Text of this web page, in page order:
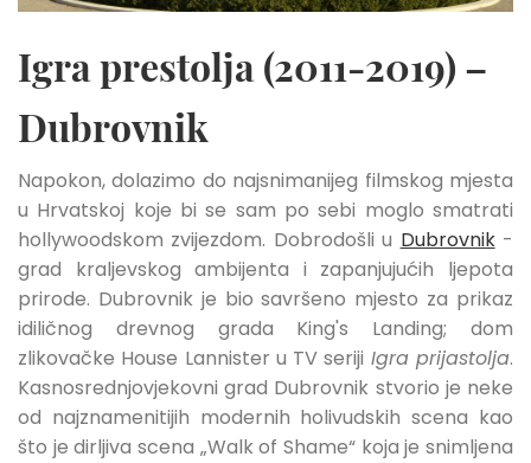
Igra prestolja (2011-2019) –
Dubrovnik
Napokon, dolazimo do najsnimanijeg filmskog mjesta
u Hrvatskoj koje bi se sam po sebi moglo smatrati
hollywoodskom zvijezdom. Dobrodošli u Dubrovnik-
grad kraljevskog ambijenta i zapanjujućih ljepota
prirode. Dubrovnik je bio savršeno mjesto za prikaz
idiličnog drevnog grada King's Landing; dom
zlikovačke House Lannister u TV seriji Igra prijastolja.
Kasnosrednjovjekovni grad Dubrovnik stvorio je neke
od najznamenitijih modernih holivudskih scena kao
što je dirljiva scena „Walk of Shame“ koja je snimljena